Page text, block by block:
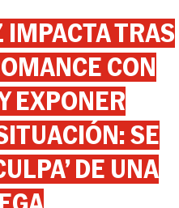
TRAS
CON
EXPONER
SE
DE UNA